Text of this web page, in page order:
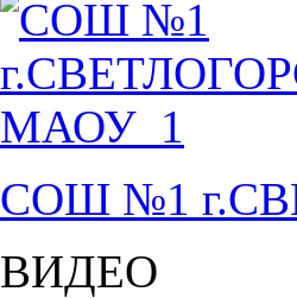
СОШ №1
ВИДЕО